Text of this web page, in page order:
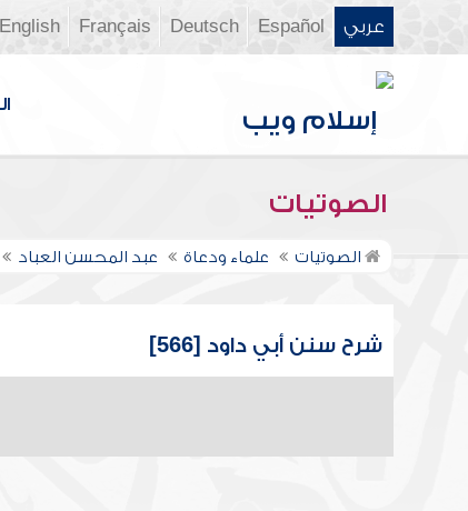
عربي Español
Deutsch
Français
English
الصوتيات
الصوتيات علماء ودعاة عبد المحسن العباد
شرح سنن أبي داود [566]